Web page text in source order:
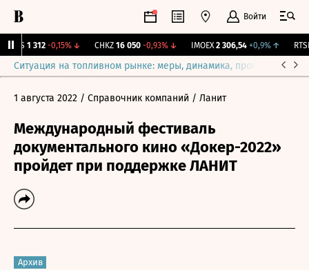
Войти
1 312 -0,15%↓ CHKZ 16 050 -0,93%↓ IMOEX 2 306,54 +0,9%↑ RTSI
Ситуация на топливном рынке: меры, динамика, прогнозы
1 августа 2022 / Справочник компаний / Ланит
Международный фестиваль
документального кино «Докер-2022»
пройдет при поддержке ЛАНИТ
Архив